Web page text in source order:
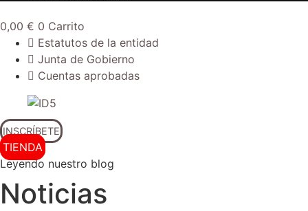
0,00 € 0 Carrito
Estatutos de la entidad
Junta de Gobierno
Cuentas aprobadas
INSCRÍBETE
TIENDA
Leyendo nuestro blog
Noticias